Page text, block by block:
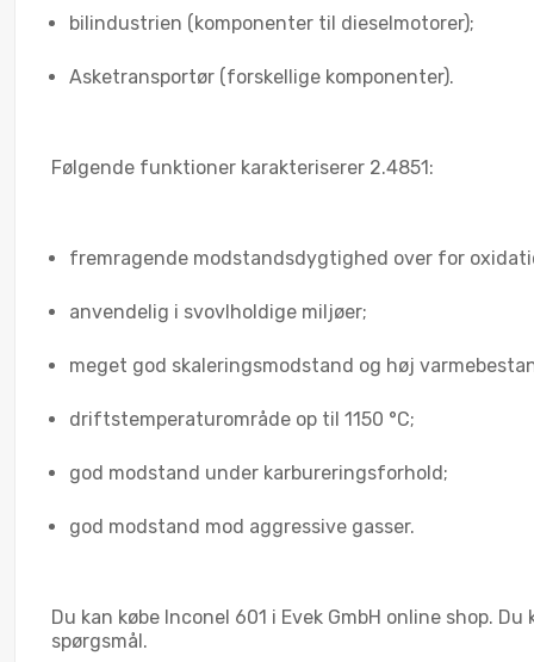
bilindustrien (komponenter til dieselmotorer);
Asketransportør (forskellige komponenter).
Følgende funktioner karakteriserer 2.4851:
fremragende modstandsdygtighed over for
anvendelig i svovlholdige miljøer;
meget god skaleringsmodstand og høj
driftstemperaturområde op til 1150 °C;
god modstand under karbureringsforhold;
god modstand mod aggressive gasser.
Du kan købe Inconel 601 i Evek GmbH online shop.
spørgsmål.